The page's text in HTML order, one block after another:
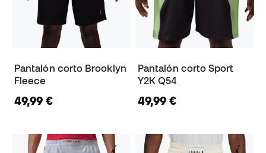
Pantalón corto Brooklyn
Fleece
49,99 €
Pantalón corto Sport
Y2K Q54
49,99 €